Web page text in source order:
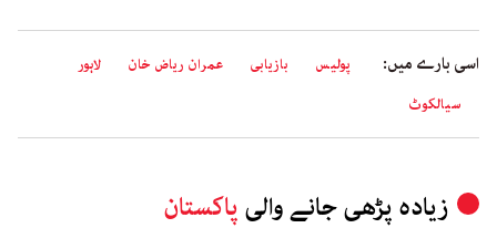
اسی بارے میں: پولیس بازیابی عمران ریاض خان
لاہور
سیالکوٹ
زیادہ پڑھی جانے والی پاکستان